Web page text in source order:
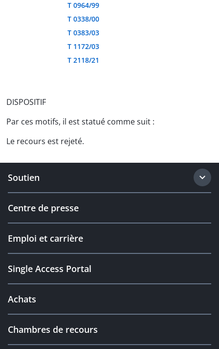
T 0964/99
T 0338/00
T 0383/03
T 1172/03
T 2118/21
DISPOSITIF
Par ces motifs, il est statué comme suit :
Le recours est rejeté.
Soutien
Centre de presse
Emploi et carrière
Single Access Portal
Achats
Chambres de recours